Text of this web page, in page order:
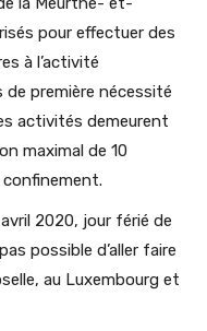
pour effectuer des
à l’activité
première nécessité
activités demeurent
maximal de 10
confinement.
2020, jour férié de
possible d’aller faire
au Luxembourg et